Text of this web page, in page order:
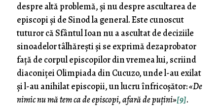
despre altă problemă, și nu despre ascultarea de
episcopi și de Sinod la general. Este cunoscut
tuturor că Sfântul Ioan nu a ascultat de deciziile
sinoadelor tâlhărești și se exprimă dezaprobator
față de corpul episcopilor din vremea lui, scriind
diaconiței Olimpiada din Cucuzo, unde l-au exilat
și l-au anihilat episcopii, un lucru înfricoșător:«De
nimic nu mă tem ca de episcopi, afară de puțini»[9].